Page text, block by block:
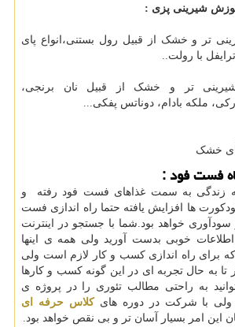
شیرینی پزی :
شیرینی تر و خشک از قبیل رول بستنی،انواع پای
با رولت..
مدل شیرینی تر و خشک از قبیل نان برنجی،
ملکه بادام، دوناتس پفکی...
خشک
فست فود :
زندگی به سمت غذاهای فست فود رفته و
ها افزایش یافته حتما راه اندازی فست
خواهد بود.شما با جستجو در اینترنت
اطلاعات خوبی بدست آورید ولی همه ی اینها
برای راه اندازی کسب و کار لازم است ولی
به حال تجربه ای در این گونه کسب و کارها
به راحتی مطالب تئوری را در پروژه ی
ولی با شرکت در دوره هایکلاس حرفه ای
این امر بسیار آسان تر و بی نقص خواهد بود.